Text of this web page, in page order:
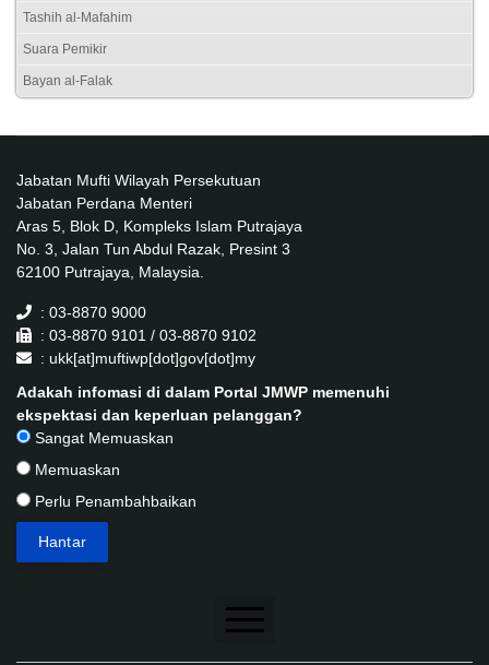
Tashih al-Mafahim
Suara Pemikir
Bayan al-Falak
Jabatan Mufti Wilayah Persekutuan
Jabatan Perdana Menteri
Aras 5, Blok D, Kompleks Islam Putrajaya
No. 3, Jalan Tun Abdul Razak, Presint 3
62100 Putrajaya, Malaysia.
: 03-8870 9000
: 03-8870 9101 / 03-8870 9102
: ukk[at]muftiwp[dot]gov[dot]my
Adakah infomasi di dalam Portal JMWP memenuhi
ekspektasi dan keperluan pelanggan?
Sangat Memuaskan
Memuaskan
Perlu Penambahbaikan